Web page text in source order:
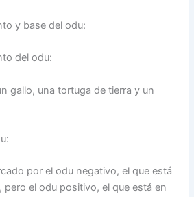
y base del odu:
del odu:
gallo, una tortuga de tierra y un
por el odu negativo, el que está
el odu positivo, el que está en